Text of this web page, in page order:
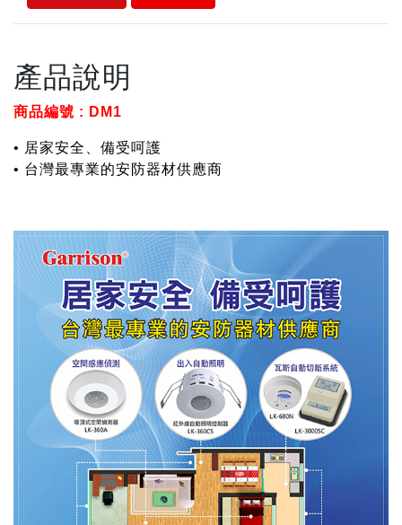
產品說明
商品編號 : DM1
• 居家安全、備受呵護
• 台灣最專業的安防器材供應商